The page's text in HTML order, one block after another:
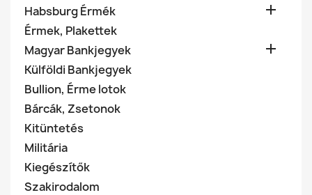
Habsburg Érmék 
Érmek, Plakettek
Magyar Bankjegyek

Külföldi Bankjegyek
Bullion, Érme lotok
Bárcák, Zsetonok
Kitüntetés
Militária
Kiegészítők
Szakirodalom